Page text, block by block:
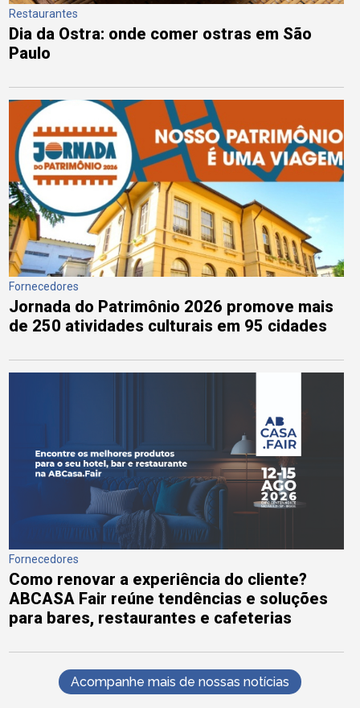
Restaurantes
Dia da Ostra: onde comer ostras em São
Paulo
Fornecedores
Jornada do Patrimônio 2026 promove mais
de 250 atividades culturais em 95 cidades
Fornecedores
Como renovar a experiência do cliente?
ABCASA Fair reúne tendências e soluções
para bares, restaurantes e cafeterias
Acompanhe mais de nossas notícias